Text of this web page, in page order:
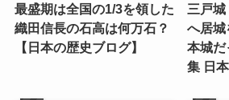
最盛期は全国の1/3を領した
織田信長の石高は何万石？
【日本の歴史ブログ】
三戸
へ居城
本城だ
集 日